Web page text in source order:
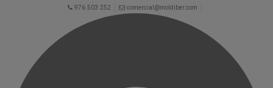
976 503 252 comercial@moldiber.com